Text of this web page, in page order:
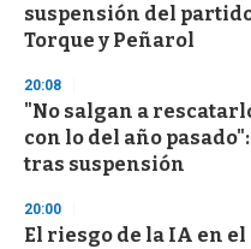
suspensión del
Torque y Peñarol
20:08
"No salgan a
con lo del año
tras suspensión
20:00
El riesgo de la IA en